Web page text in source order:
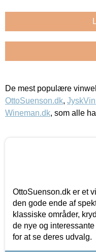
De mest populære
OttoSuenson.dk,
Wineman.dk, som alle
OttoSuenson.dk er et
den gode ende af
klassiske områder,
de nye og
for at se deres udvalg.